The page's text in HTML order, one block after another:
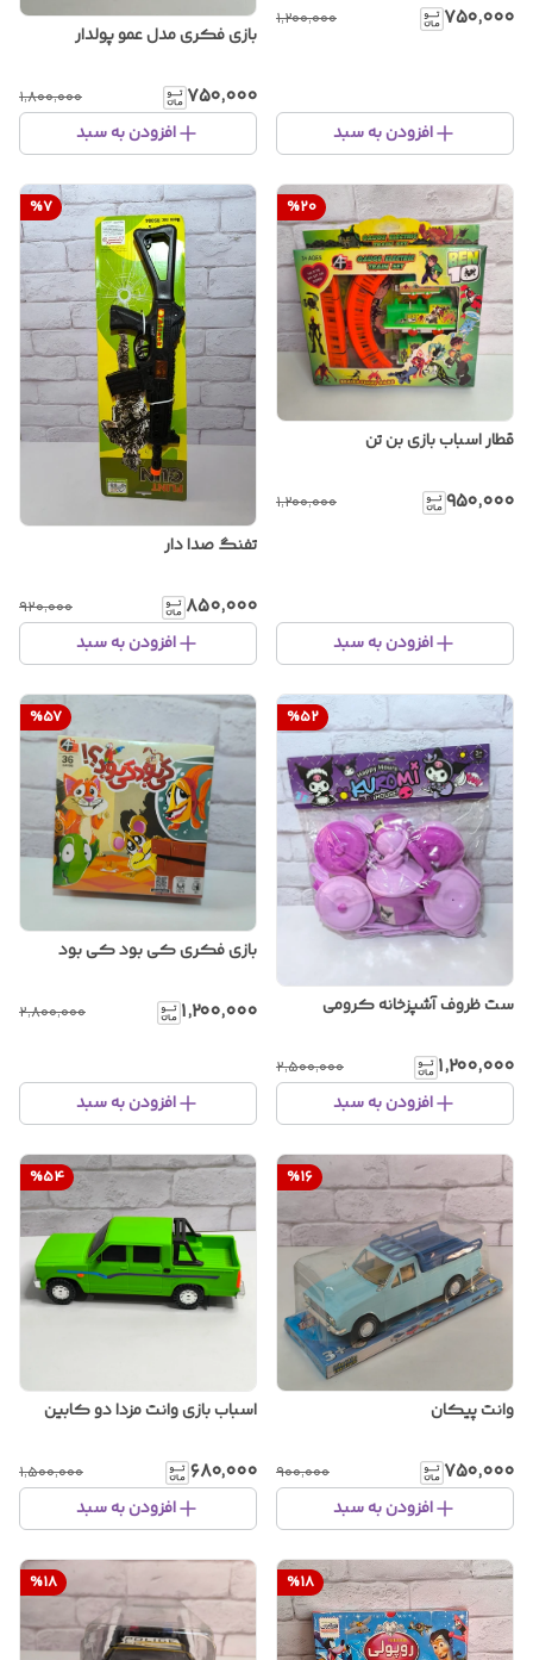
۷۵۰٬۰۰۰ ۱٬۲۰۰٬۰۰۰
افزودن به سبد
بازی فکری مدل عمو پولدار
۷۵۰٬۰۰۰ ۱٬۸۰۰٬۰۰۰
افزودن به سبد
%20
قطار اسباب بازی بن تن
۹۵۰٬۰۰۰ ۱٬۲۰۰٬۰۰۰
افزودن به سبد
%7
تفنگ صدا دار
۸۵۰٬۰۰۰ ۹۲۰٬۰۰۰
افزودن به سبد
%52
ست ظروف آشپزخانه کرومی
۱٬۲۰۰٬۰۰۰ ۲٬۵۰۰٬۰۰۰
افزودن به سبد
%57
بازی فکری کی بود کی بود
۱٬۲۰۰٬۰۰۰ ۲٬۸۰۰٬۰۰۰
افزودن به سبد
%16
وانت پیکان
۷۵۰٬۰۰۰ ۹۰۰٬۰۰۰
افزودن به سبد
%54
اسباب بازی وانت مزدا دو کابین
۶۸۰٬۰۰۰ ۱٬۵۰۰٬۰۰۰
افزودن به سبد
%18
%18